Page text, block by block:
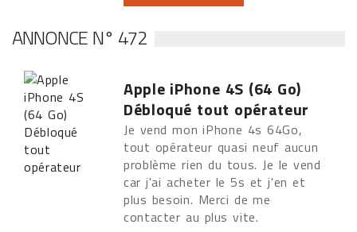
ANNONCE N° 472
Apple iPhone 4S (64 Go)
Débloqué tout opérateur
Je vend mon iPhone 4s 64Go,
tout opérateur quasi neuf aucun
problème rien du tous. Je le vend
car j'ai acheter le 5s et j'en et
plus besoin. Merci de me
contacter au plus vite.